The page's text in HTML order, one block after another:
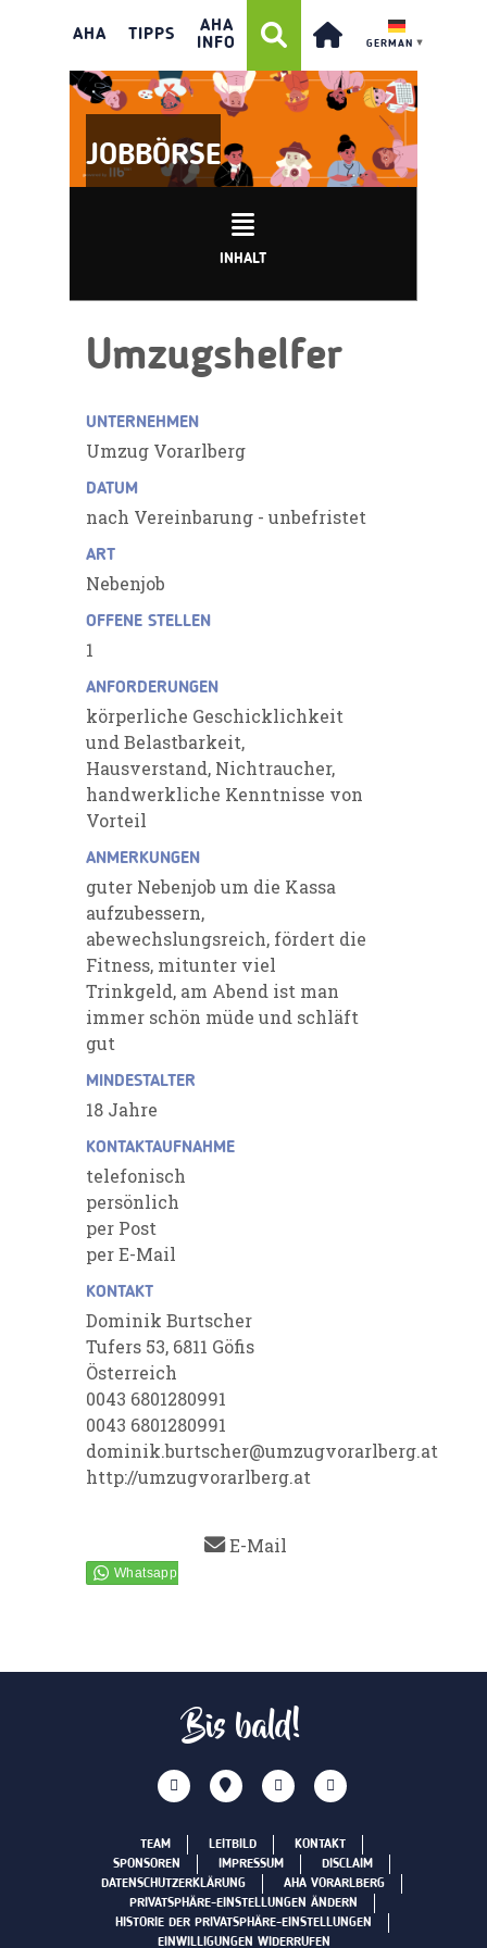
AHA TIPPS
AHA
INFO
GERMAN ▼
JOBBÖRSE
INHALT
Umzugshelfer
UNTERNEHMEN
Umzug Vorarlberg
DATUM
nach Vereinbarung - unbefristet
ART
Nebenjob
OFFENE STELLEN
1
ANFORDERUNGEN
körperliche Geschicklichkeit
und Belastbarkeit,
Hausverstand, Nichtraucher,
handwerkliche Kenntnisse von
Vorteil
ANMERKUNGEN
guter Nebenjob um die Kassa
aufzubessern,
abewechslungsreich, fördert die
Fitness, mitunter viel
Trinkgeld, am Abend ist man
immer schön müde und schläft
gut
MINDESTALTER
18 Jahre
KONTAKTAUFNAHME
telefonisch
persönlich
per Post
per E-Mail
KONTAKT
Dominik Burtscher
Tufers 53, 6811 Göfis
Österreich
0043 6801280991
0043 6801280991
dominik.burtscher@umzugvorarlberg.at
http://umzugvorarlberg.at
E-Mail
Bis bald!
TEAM LEITBILD
KONTAKT
SPONSOREN
IMPRESSUM
DISCLAIM
DATENSCHUTZERKLÄRUNG
AHA VORARLBERG
PRIVATSPHÄRE-EINSTELLUNGEN ÄNDERN
HISTORIE DER PRIVATSPHÄRE-EINSTELLUNGEN
EINWILLIGUNGEN WIDERRUFEN